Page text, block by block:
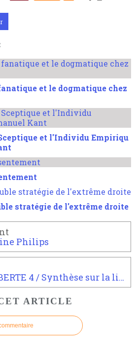
et le dogmatique chez
et l'Individu Empiriqu
stratégie de l'extrême droite
Philips
QUESTION DE LIBERTE 4 / Synthèse sur la liberté et la volonté, leur dépassement
ARTICLE